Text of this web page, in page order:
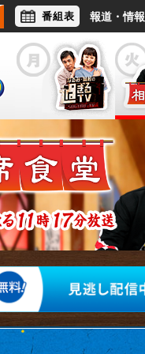
報道・情報
ライフスタイル
番組表